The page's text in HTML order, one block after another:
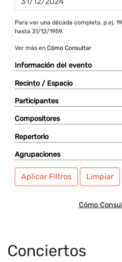
Para ver una década completa, p.ej.
hasta 31/12/1959.
Ver más en Cómo Consultar
Información del evento
Recinto / Espacio
Participantes
Compositores
Repertorio
Agrupaciones
Aplicar Filtros Limpiar
Cómo
Conciertos